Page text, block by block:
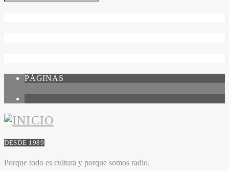
PÁGINAS
DESDE 1989
Porque todo es cultura y porque somos radio.